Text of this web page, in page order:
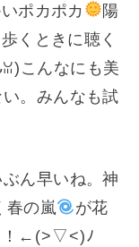
ポカポカ
陽
くときに聴く
こんなにも美
。みんなも試
ん早いね。神
春の嵐
が花
！←⁠(⁠>⁠▽⁠<⁠)⁠ﾉ